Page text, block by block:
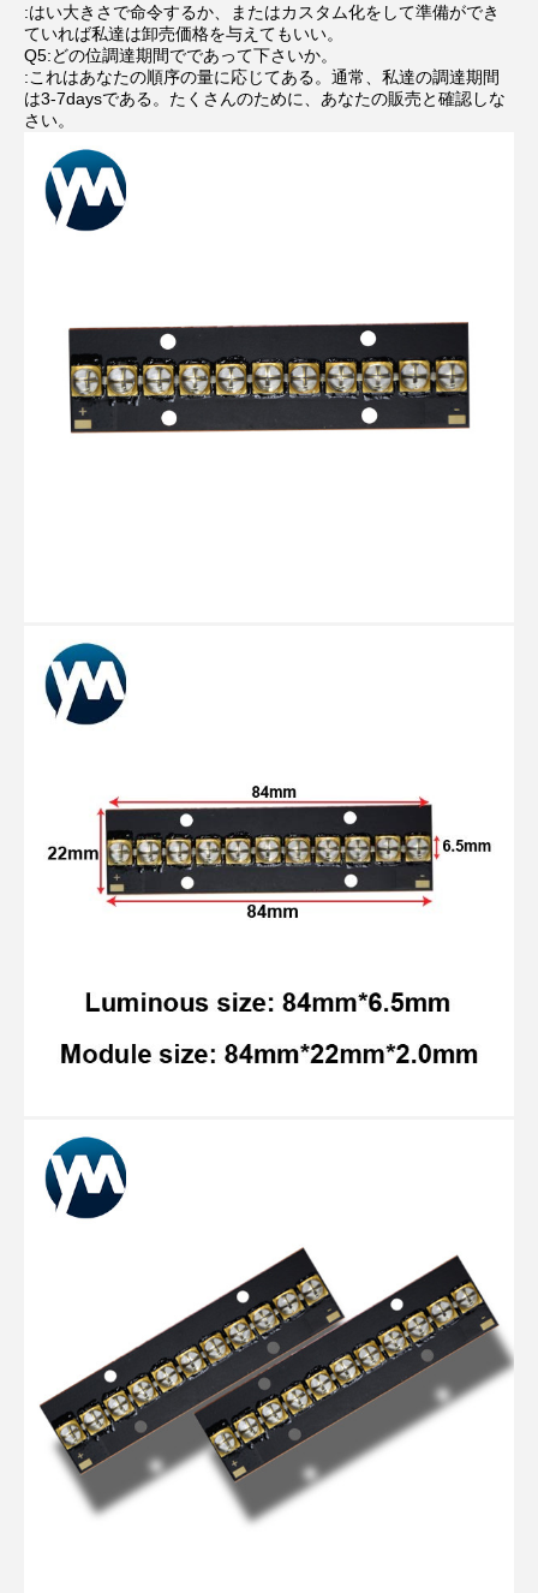
:はい大きさで命令するか、またはカスタム化をして準備ができ
ていれば私達は卸売価格を与えてもいい。
Q5:どの位調達期間でであって下さいか。
:これはあなたの順序の量に応じてある。通常、私達の調達期間
は3-7daysである。たくさんのために、あなたの販売と確認しな
さい。